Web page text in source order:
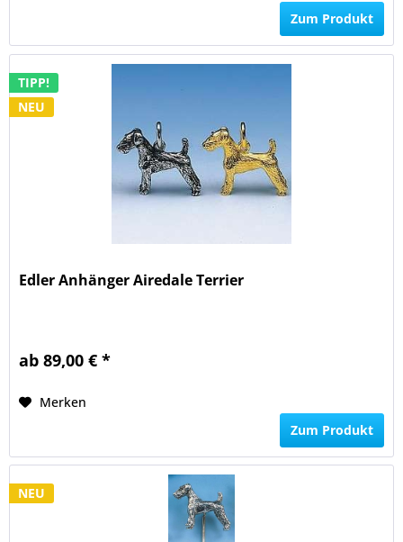
Zum Produkt
TIPP!
NEU
Edler Anhänger Airedale Terrier
ab 89,00 € *
Merken
Zum Produkt
NEU